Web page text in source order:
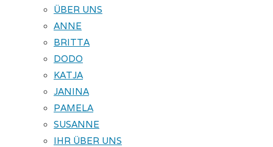
ÜBER UNS
ANNE
BRITTA
DODO
KATJA
JANINA
PAMELA
SUSANNE
IHR ÜBER UNS